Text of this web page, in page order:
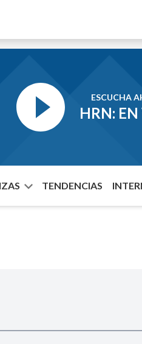
ESCUCHA
HRN:
TENDENCIAS